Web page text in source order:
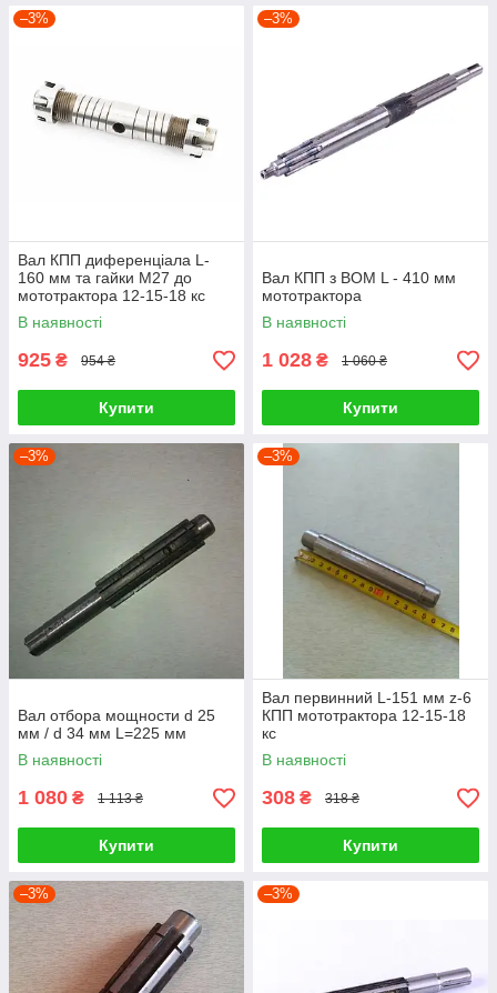
–3%
Вал КПП диференціала L-
160 мм та гайки М27 до
мототрактора 12-15-18 кс
В наявності
925 ₴ 954 ₴
Купити
–3%
Вал КПП з ВОМ L - 410 мм
мототрактора
В наявності
1 028 ₴ 1 060 ₴
Купити
–3%
Вал отбора мощности d 25
мм / d 34 мм L=225 мм
В наявності
1 080 ₴ 1 113 ₴
Купити
–3%
Вал первинний L-151 мм z-6
КПП мототрактора 12-15-18
кс
В наявності
308 ₴ 318 ₴
Купити
–3% –3%